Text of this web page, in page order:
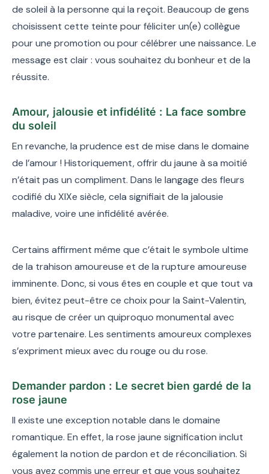
de soleil à la personne qui la reçoit. Beaucoup de gens
choisissent cette teinte pour féliciter un(e) collègue
pour une promotion ou pour célébrer une naissance. Le
message est clair : vous souhaitez du bonheur et de la
réussite.
Amour, jalousie et infidélité : La face sombre
du soleil
En revanche, la prudence est de mise dans le domaine
de l’amour ! Historiquement, offrir du jaune à sa moitié
n’était pas un compliment. Dans le langage des fleurs
codifié du XIXe siècle, cela signifiait de la jalousie
maladive, voire une infidélité avérée.
Certains affirment même que c’était le symbole ultime
de la trahison amoureuse et de la rupture amoureuse
imminente. Donc, si vous êtes en couple et que tout va
bien, évitez peut-être ce choix pour la Saint-Valentin,
au risque de créer un quiproquo monumental avec
votre partenaire. Les sentiments amoureux complexes
s’expriment mieux avec du rouge ou du rose.
Demander pardon : Le secret bien gardé de la
rose jaune
Il existe une exception notable dans le domaine
romantique. En effet, la rose jaune signification inclut
également la notion de pardon et de réconciliation. Si
vous avez commis une erreur et que vous souhaitez